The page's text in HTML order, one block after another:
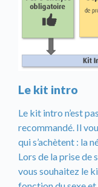
Le kit intro
Le kit intro n’est
recommandé. Il
qui s’achètent : la
Lors de la prise de
vous souhaitez le